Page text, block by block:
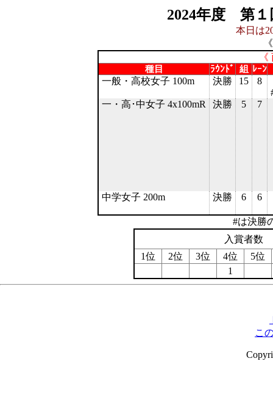
2024年度 第１
本日は
種目 ﾗｳﾝﾄﾞ 組 ﾚｰﾝ
一般・高校女子 100m 決勝 15
8
一・高･中女子 4x100mR
決勝 5 7
中学女子 200m 決勝 6 6
#は決勝
入賞者数
1位
2位 3位 4位
5位
1
こ